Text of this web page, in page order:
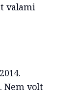
valami
Nem volt